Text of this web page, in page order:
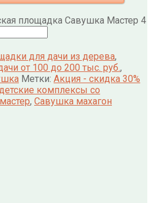
площадка Савушка Мастер 4
для дачи из дерева,
от 100 до 200 тыс. руб.,
Метки: Акция - скидка 30%
детские комплексы со
, Савушка махагон